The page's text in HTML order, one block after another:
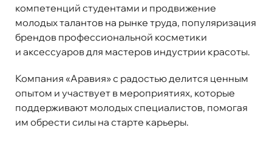
компетенций студентами и продвижение
молодых талантов на рынке труда, популяризация
брендов профессиональной косметики
и аксессуаров для мастеров индустрии красоты.
Компания «Аравия» с радостью делится ценным
опытом и участвует в мероприятиях, которые
поддерживают молодых специалистов, помогая
им обрести силы на старте карьеры.